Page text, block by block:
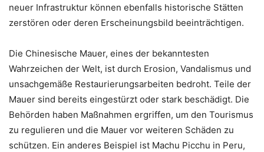
neuer Infrastruktur können ebenfalls historische Stätten
zerstören oder deren Erscheinungsbild beeinträchtigen.
Die Chinesische Mauer, eines der bekanntesten
Wahrzeichen der Welt, ist durch Erosion, Vandalismus und
unsachgemäße Restaurierungsarbeiten bedroht. Teile der
Mauer sind bereits eingestürzt oder stark beschädigt. Die
Behörden haben Maßnahmen ergriffen, um den Tourismus
zu regulieren und die Mauer vor weiteren Schäden zu
schützen. Ein anderes Beispiel ist Machu Picchu in Peru,